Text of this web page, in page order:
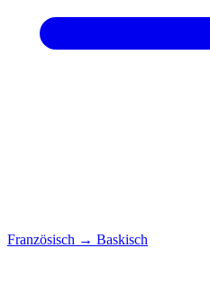
Französisch → Baskisch